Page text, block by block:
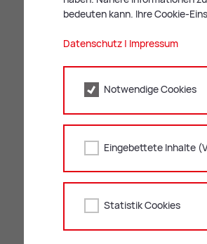
bedeuten kann. Ihre Cookie-
Datenschutz| Impressum
Notwendige Cookies
Eingebettete Inhalte
Statistik Cookies